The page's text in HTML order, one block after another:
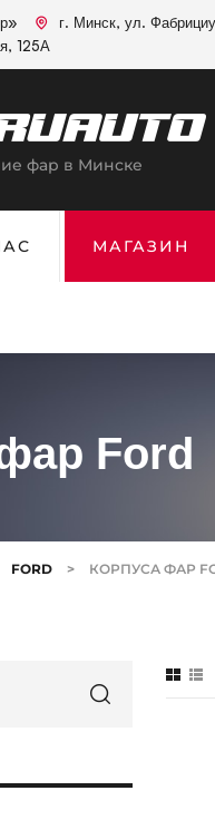
г. Минск, ул.
125А
фар в Минске
МАГАЗИН
Ford
FORD > КОРПУСА ФАР